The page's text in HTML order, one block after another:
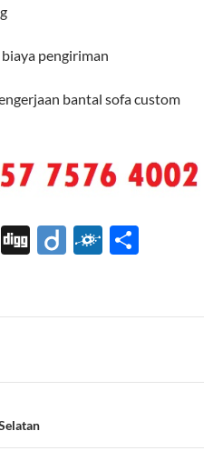
pengiriman
bantal sofa custom
Li
Di Di F
d e